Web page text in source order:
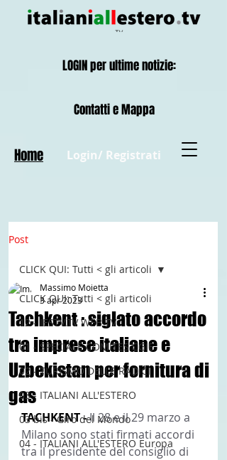
Login/ Registrati
Contatti e Mappa
Home
LOGIN per ultime notizie:
Post
CLICK QUI: Tutti < gli articoli
12 - IESTV.TV WEB TV
01 - SPECIALE COMITES CGIE
02 - TURISMO DELLE RADICI
03 - ITALIANI ALL'ESTERO
03 bis - Giro del Mondo
04 - ITALIANI ALL'ESTERO Europa
CLICK QUI: Tutti < gli articoli
Tachkent : siglato accordo
tra imprese italiane e
Uzbekistan per fornitura di
gas
Massimo Moietta
3 apr 2023
TACHKENT - Il 28 e il 29 marzo a
Milano sono stati firmati accordi
tra il presidente del consiglio di